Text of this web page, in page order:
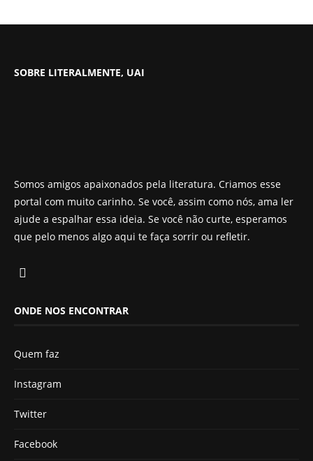
SOBRE LITERALMENTE, UAI
Somos amigos apaixonados pela literatura. Criamos esse
portal com muito carinho. Se você, assim como nós, ama ler
ajude a espalhar essa ideia. Se você não curte, esperamos
que pelo menos algo aqui te faça sorrir ou refletir.
ONDE NOS ENCONTRAR
Quem faz
Instagram
Twitter
Facebook